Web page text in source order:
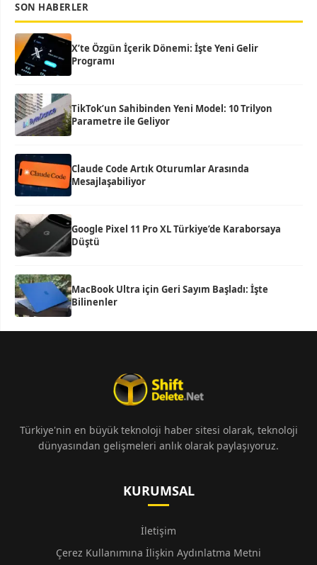
SON HABERLER
X’te Özgün İçerik Dönemi: İşte Yeni Gelir
Programı
TikTok’un Sahibinden Yeni Model: 10 Trilyon
Parametre ile Geliyor
Claude Code Artık Oturumlar Arasında
Mesajlaşabiliyor
Google Pixel 11 Pro XL Türkiye’de Karaborsaya
Düştü
MacBook Ultra için Geri Sayım Başladı: İşte
Bilinenler
Türkiye'nin en büyük teknoloji haber sitesi olarak, teknoloji
dünyasından gelişmeleri anlık olarak paylaşıyoruz.
KURUMSAL
İletişim
Çerez Kullanımına İlişkin Aydınlatma Metni